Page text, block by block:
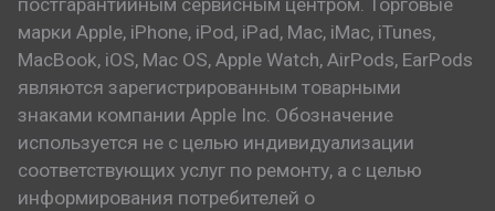
постгарантийным сервисным центром. Торговые
марки Apple, iPhone, iPod, iPad, Mac, iMac, iTunes,
MacBook, iOS, Mac OS, Apple Watch, AirPods, EarPods
являются зарегистрированным товарными
знаками компании Apple Inc. Обозначение
используется не с целью индивидуализации
соответствующих услуг по ремонту, а с целью
информирования потребителей о